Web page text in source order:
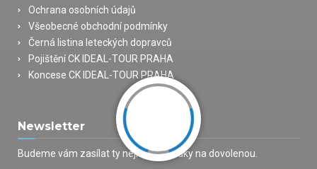
Ochrana osobních údajů
Všeobecné obchodní podmínky
Černá listina leteckých dopravců
Pojištění CK IDEAL-TOUR PRAHA
Koncese CK IDEAL-TOUR PRAHA
Newsletter
Budeme vám zasílat ty nejlepší nabídky na dovolenou.